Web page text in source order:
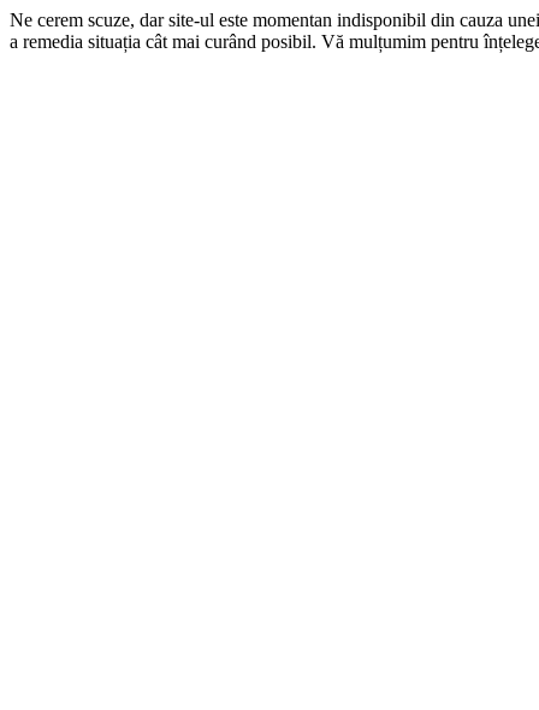
Ne cerem scuze, dar site-ul este momentan indisponibil din cauza
a remedia situația cât mai curând posibil. Vă mulțumim pentru